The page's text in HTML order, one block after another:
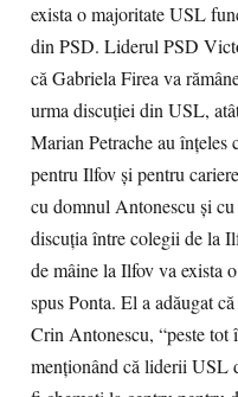
exista o majoritate USL
din PSD. Liderul PSD
că Gabriela Firea va
urma discuţiei din USL,
Marian Petrache au
pentru Ilfov şi pentru
cu domnul Antonescu şi
discuţia între colegii de la
de mâine la Ilfov va exista
spus Ponta. El a adăugat
Crin Antonescu, “peste
menţionând că liderii USL